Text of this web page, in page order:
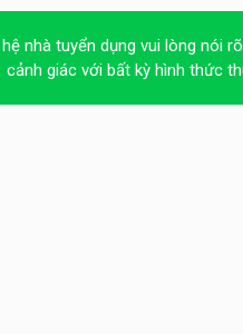
hệ nhà tuyển dụng vui lòng nói
cảnh giác với bất kỳ hình thức